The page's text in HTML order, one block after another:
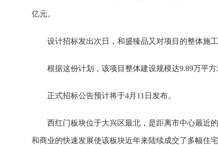
亿元。
设计招标发出次日，和盛臻品又对项目的整体施
根据这份计划，该项目整体建设规模达9.89万平
正式招标公告预计将于4月11日发布。
西红门板块位于大兴区最北，是距离市中心最近
和商业的快速发展使该板块近年来陆续成交了多幅住